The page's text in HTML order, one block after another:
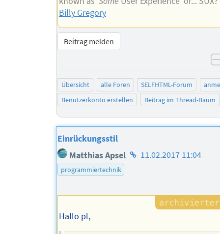
Billy Gregory
Beitrag melden
Übersicht alle Foren SELFHTML-Forum
Benutzerkonto erstellen
Beitrag im Thread-Baum
Einrückungsstil
Matthias Apsel Homepage
11.02.2017 11:04
programmiertechnik
Hallo pl,